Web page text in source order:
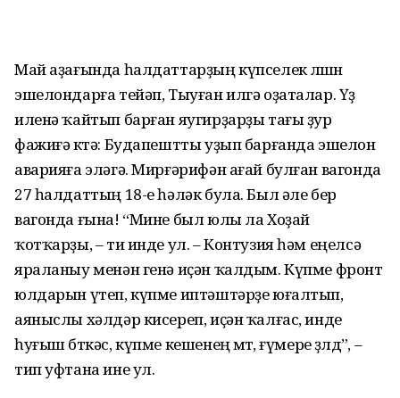
Май аҙағында һалдаттарҙың күпселек өлөшөн
эшелондарға тейәп, Тыуған илгә оҙаталар. Үҙ
иленә ҡайтып барған яугирҙарҙы тағы ҙур
фажиғә көтә: Будапештты уҙып барғанда эшелон
аварияға эләгә. Мирғәрифән ағай булған вагонда
27 һалдаттың 18-е һәләк була. Был әле бер
вагонда ғына! “Мине был юлы ла Хоҙай
ҡотҡарҙы, – ти инде ул. – Контузия һәм еңелсә
яраланыу менән генә иҫән ҡалдым. Күпме фронт
юлдарын үтеп, күпме иптәштәрҙе юғалтып,
аяныслы хәлдәр кисереп, иҫән ҡалғас, инде
һуғыш бөткәс, күпме кешенең өмөтө, ғүмере өҙөлдө”, –
тип уфтана ине ул.